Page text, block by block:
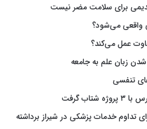
برای سلامت مضر نیست
واقعی می‌شود؟
عمل می‌کند؟
زبان علم به جامعه
تنفسی
گرفت
تداوم خدمات پزشکی در شیراز برداشته